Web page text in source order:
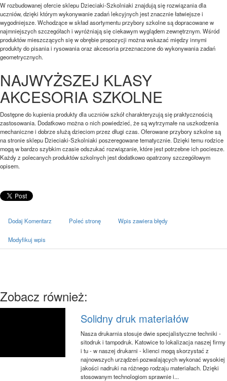
W rozbudowanej ofercie sklepu Dzieciaki-Szkolniaki znajdują się rozwiązania dla
uczniów, dzięki którym wykonywanie zadań lekcyjnych jest znacznie łatwiejsze i
wygodniejsze. Wchodzące w skład asortymentu przybory szkolne są dopracowane w
najmniejszych szczegółach i wyróżniają się ciekawym wyglądem zewnętrznym. Wśród
produktów mieszczących się w obrębie propozycji można wskazać między innymi
produkty do pisania i rysowania oraz akcesoria przeznaczone do wykonywania zadań
geometrycznych.
NAJWYŻSZEJ KLASY
AKCESORIA SZKOLNE
Dostępne do kupienia produkty dla uczniów szkół charakteryzują się praktycznością
zastosowania. Dodatkowo można o nich powiedzieć, że są wytrzymałe na uszkodzenia
mechaniczne i dobrze służą dzieciom przez długi czas. Oferowane przybory szkolne są
na stronie sklepu Dzieciaki-Szkolniaki poszeregowane tematycznie. Dzięki temu rodzice
mogą w bardzo szybkim czasie odszukać rozwiązanie, które jest potrzebne ich pociesze.
Każdy z polecanych produktów szkolnych jest dodatkowo opatrzony szczegółowym
opisem.
Dodaj Komentarz Poleć stronę Wpis zawiera błędy
Modyfikuj wpis
Zobacz również:
Solidny druk materiałów
Nasza drukarnia stosuje dwie specjalistyczne techniki -
sitodruk i tampodruk. Katowice to lokalizacja naszej firmy
i tu - w naszej drukarni - klienci mogą skorzystać z
najnowszych urządzeń pozwalających wykonać wysokiej
jakości nadruki na różnego rodzaju materiałach. Dzięki
stosowanym technologiom sprawnie i...